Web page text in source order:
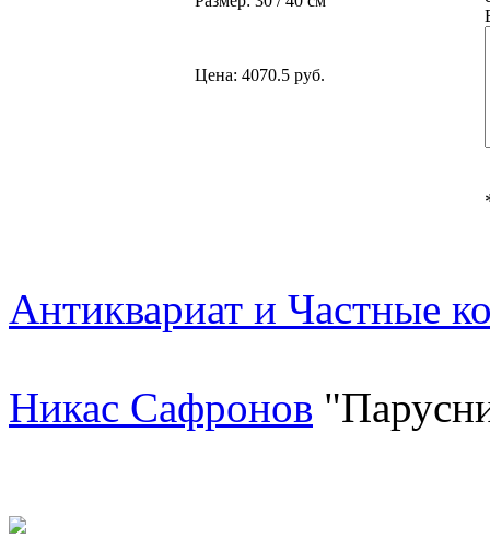
Цена: 4070.5 руб.
Антиквариат и Частные
Никас Сафронов